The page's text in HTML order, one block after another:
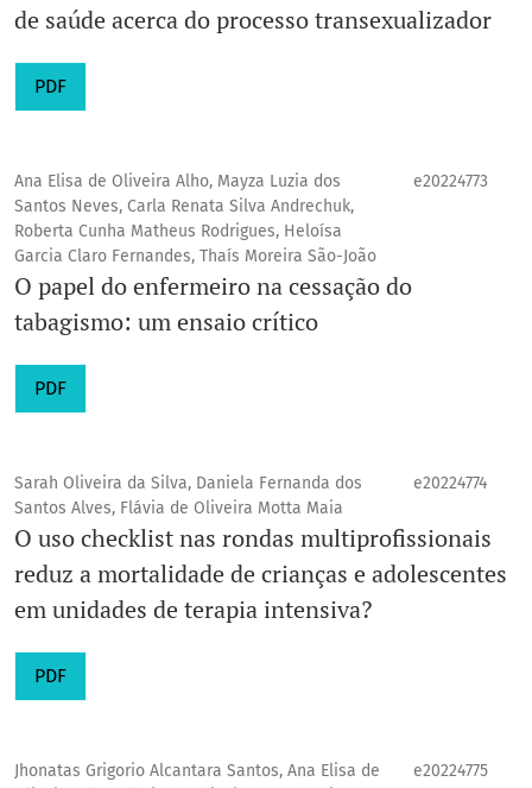
de saúde acerca do processo transexualizador
PDF
Ana Elisa de Oliveira Alho, Mayza Luzia dos
Santos Neves, Carla Renata Silva Andrechuk,
Roberta Cunha Matheus Rodrigues, Heloísa
Garcia Claro Fernandes, Thaís Moreira São-João
e20224773
O papel do enfermeiro na cessação do
tabagismo: um ensaio crítico
PDF
Sarah Oliveira da Silva, Daniela Fernanda dos
Santos Alves, Flávia de Oliveira Motta Maia
e20224774
O uso checklist nas rondas multiprofissionais
reduz a mortalidade de crianças e adolescentes
em unidades de terapia intensiva?
PDF
Jhonatas Grigorio Alcantara Santos, Ana Elisa de
e20224775